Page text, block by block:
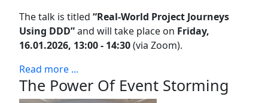
The talk is titled “Real-World Project Journeys
Using DDD”and will take place on Friday,
16.01.2026, 13:00 - 14:30(via Zoom).
Read more ...
The Power Of Event Storming